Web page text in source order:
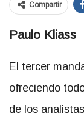
Compartir
Paulo Kliass
El tercer
ofreciendo
de los